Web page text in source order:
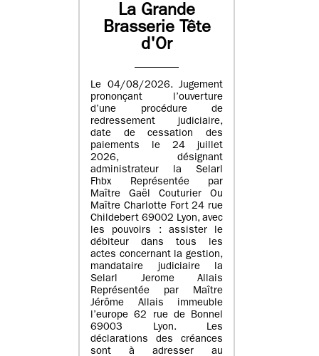
La Grande
Brasserie Tête
d'Or
Le 04/08/2026. Jugement
prononçant l’ouverture
d’une procédure de
redressement judiciaire,
date de cessation des
paiements le 24 juillet
2026, désignant
administrateur la Selarl
Fhbx Représentée par
Maître Gaël Couturier Ou
Maître Charlotte Fort 24 rue
Childebert 69002 Lyon, avec
les pouvoirs : assister le
débiteur dans tous les
actes concernant la gestion,
mandataire judiciaire la
Selarl Jerome Allais
Représentée par Maître
Jérôme Allais immeuble
l’europe 62 rue de Bonnel
69003 Lyon. Les
déclarations des créances
sont à adresser au